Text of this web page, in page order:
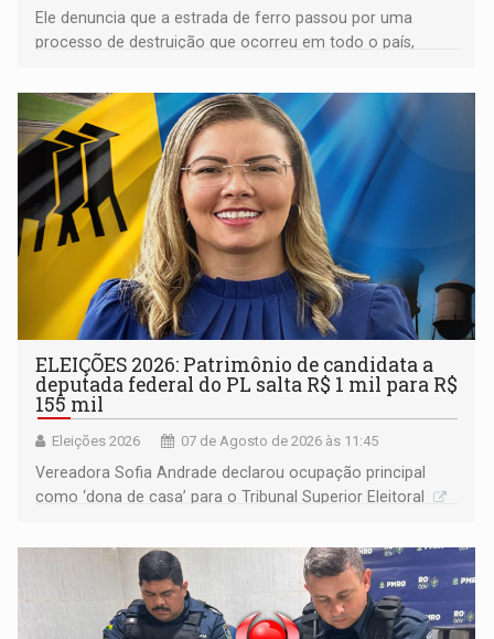
Ele denuncia que a estrada de ferro passou por uma
processo de destruição que ocorreu em todo o país,
ELEIÇÕES 2026: Patrimônio de candidata a
deputada federal do PL salta R$ 1 mil para R$
155 mil
Eleições 2026 07 de Agosto de 2026 às 11:45
Vereadora Sofia Andrade declarou ocupação principal
como ‘dona de casa’ para o Tribunal Superior Eleitoral